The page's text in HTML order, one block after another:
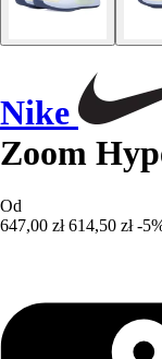
Nike
Zoom
Od
647,00 zł 614,50 zł -